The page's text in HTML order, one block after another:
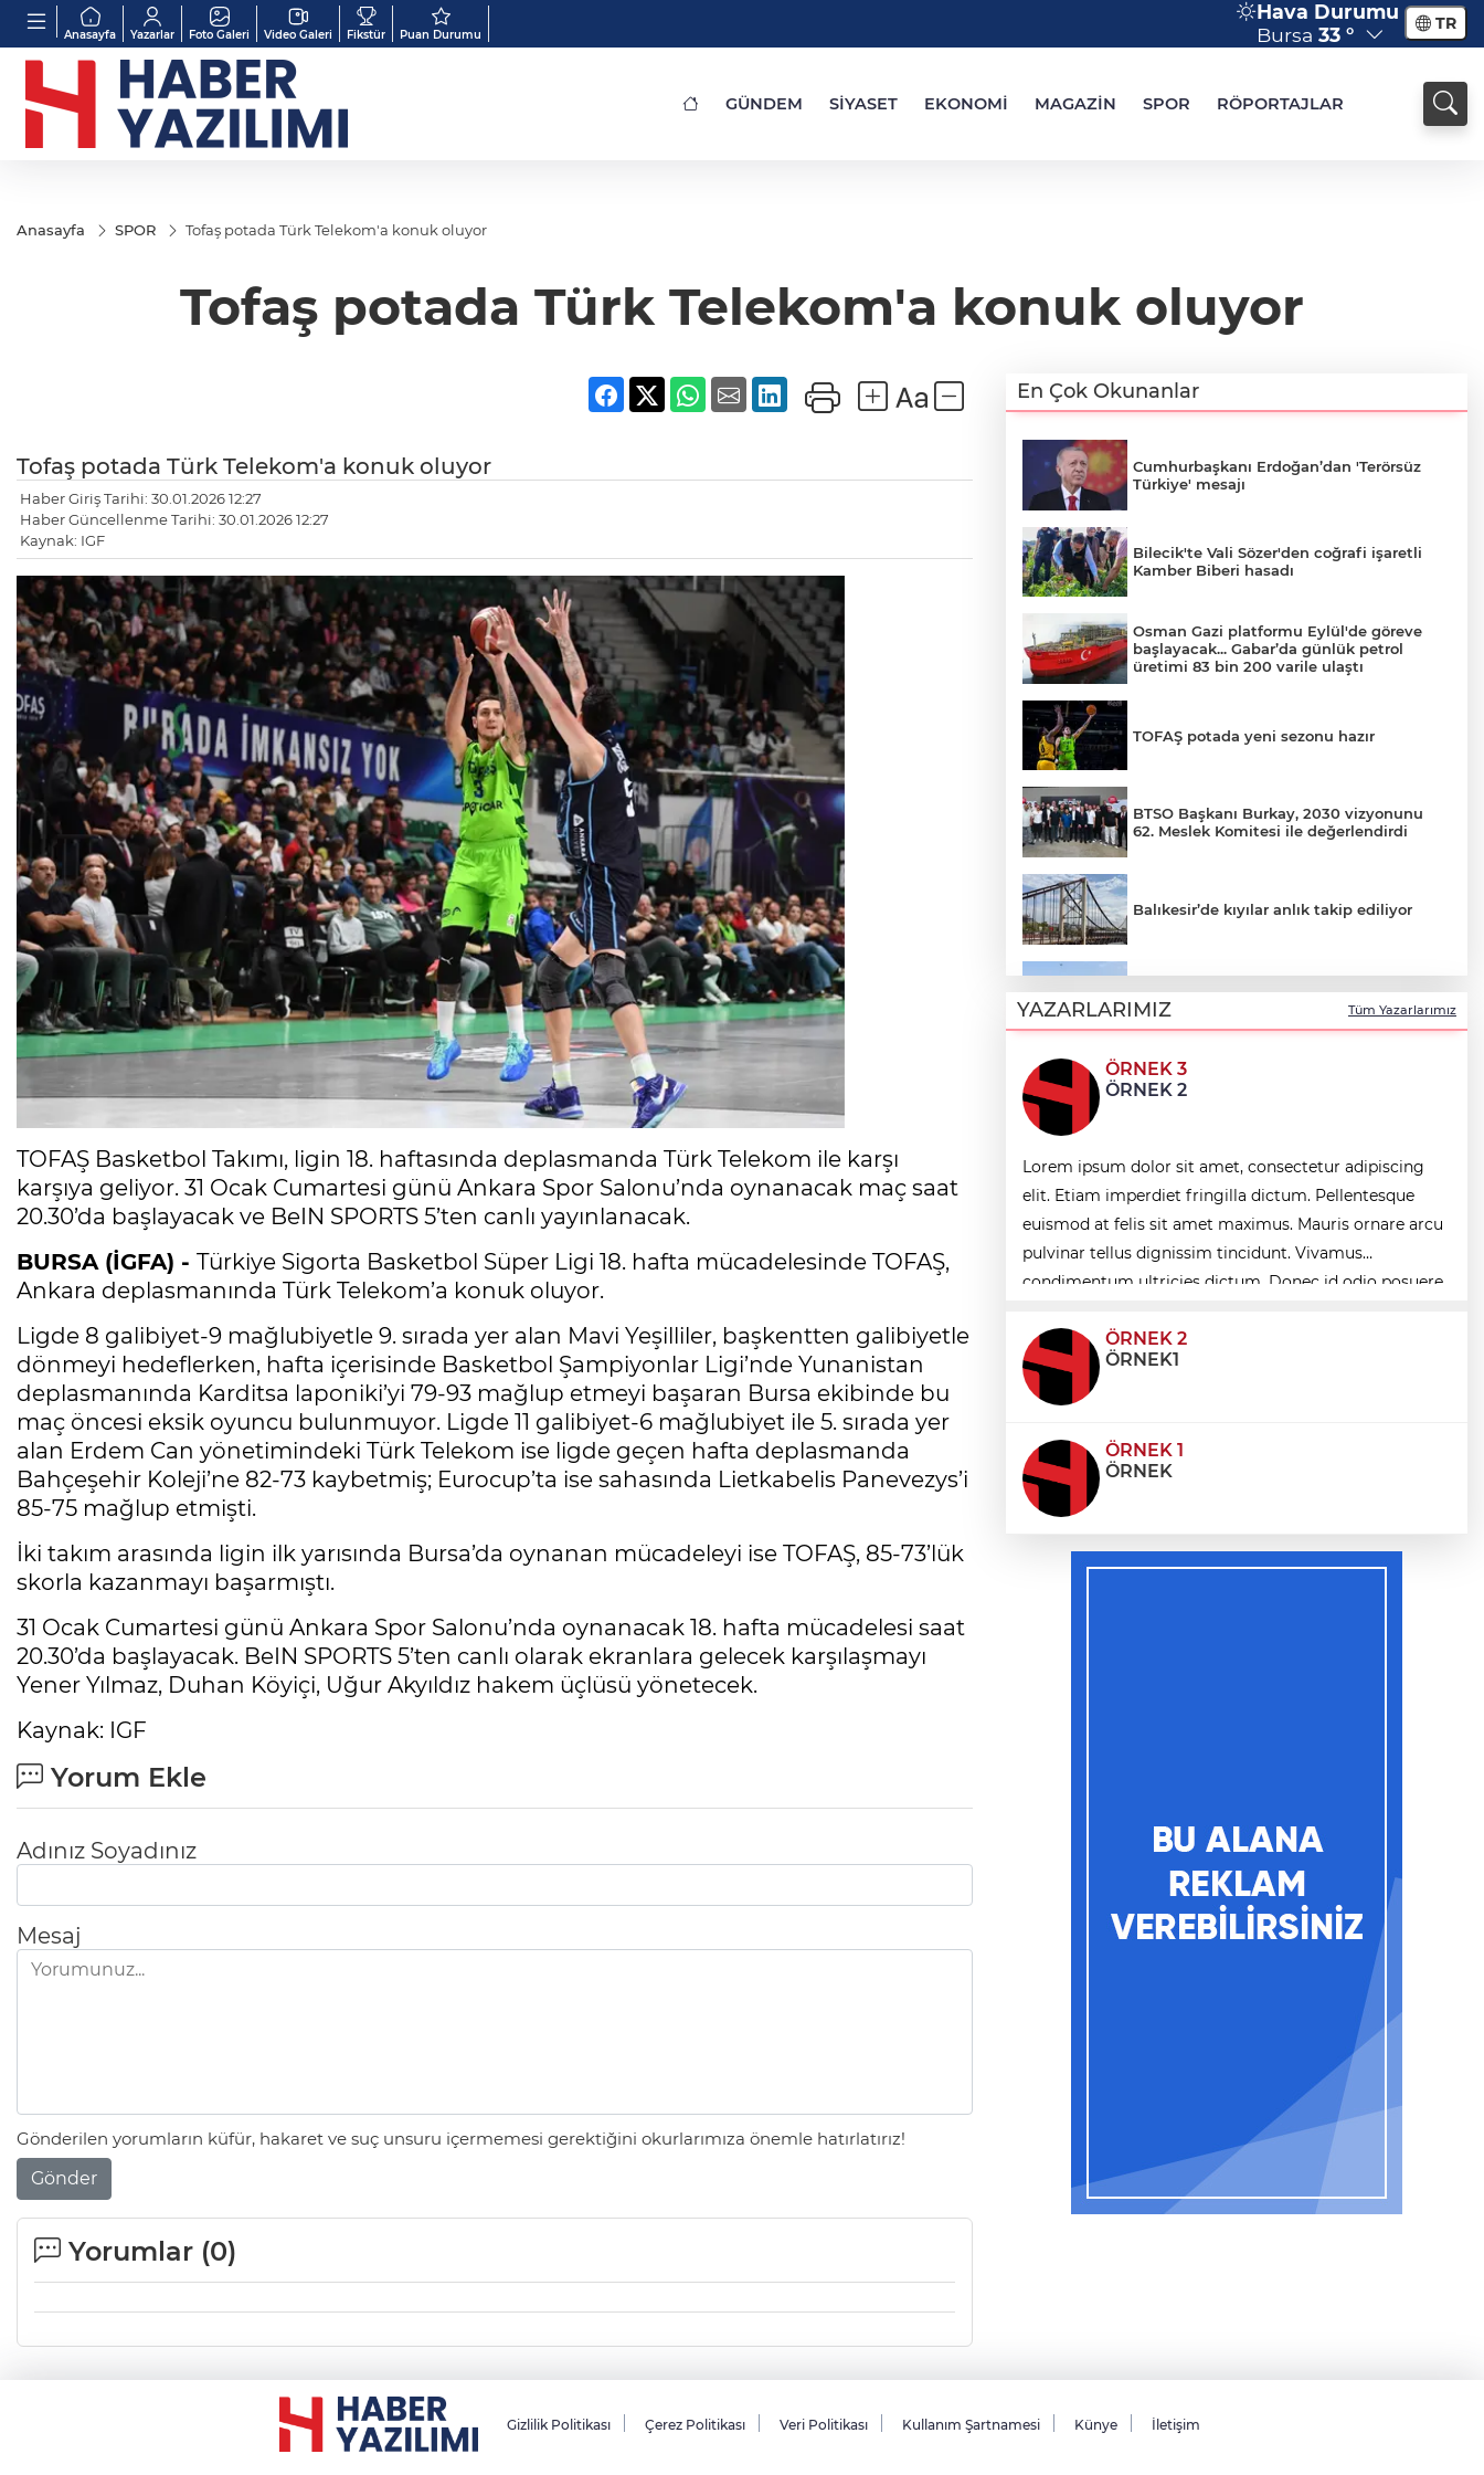
Anasayfa Yazarlar Foto Galeri Video Galeri Fikstür Puan Durumu
Hava Durumu
Bursa 33 ° TR
GÜNDEM SİYASET EKONOMİ MAGAZİN SPOR RÖPORTAJLAR
Anasayfa SPOR Tofaş potada Türk Telekom'a konuk oluyor
Tofaş potada Türk Telekom'a konuk oluyor
Tofaş potada Türk Telekom'a konuk oluyor
Haber Giriş Tarihi: 30.01.2026 12:27
Haber Güncellenme Tarihi: 30.01.2026 12:27
Kaynak: IGF
TOFAŞ Basketbol Takımı, ligin 18. haftasında deplasmanda Türk Telekom ile karşı
karşıya geliyor. 31 Ocak Cumartesi günü Ankara Spor Salonu’nda oynanacak maç saat
20.30’da başlayacak ve BeIN SPORTS 5’ten canlı yayınlanacak.
BURSA (İGFA) - Türkiye Sigorta Basketbol Süper Ligi 18. hafta mücadelesinde TOFAŞ,
Ankara deplasmanında Türk Telekom’a konuk oluyor.
Ligde 8 galibiyet-9 mağlubiyetle 9. sırada yer alan Mavi Yeşilliler, başkentten galibiyetle
dönmeyi hedeflerken, hafta içerisinde Basketbol Şampiyonlar Ligi’nde Yunanistan
deplasmanında Karditsa laponiki’yi 79-93 mağlup etmeyi başaran Bursa ekibinde bu
maç öncesi eksik oyuncu bulunmuyor. Ligde 11 galibiyet-6 mağlubiyet ile 5. sırada yer
alan Erdem Can yönetimindeki Türk Telekom ise ligde geçen hafta deplasmanda
Bahçeşehir Koleji’ne 82-73 kaybetmiş; Eurocup’ta ise sahasında Lietkabelis Panevezys’i
85-75 mağlup etmişti.
İki takım arasında ligin ilk yarısında Bursa’da oynanan mücadeleyi ise TOFAŞ, 85-73’lük
skorla kazanmayı başarmıştı.
31 Ocak Cumartesi günü Ankara Spor Salonu’nda oynanacak 18. hafta mücadelesi saat
20.30’da başlayacak. BeIN SPORTS 5’ten canlı olarak ekranlara gelecek karşılaşmayı
Yener Yılmaz, Duhan Köyiçi, Uğur Akyıldız hakem üçlüsü yönetecek.
Kaynak: IGF
Yorum Ekle
Adınız Soyadınız
Mesaj
Gönderilen yorumların küfür, hakaret ve suç unsuru içermemesi gerektiğini okurlarımıza önemle hatırlatırız!
Gönder
Yorumlar (0)
En Çok Okunanlar
Cumhurbaşkanı Erdoğan’dan 'Terörsüz
Türkiye' mesajı
Bilecik'te Vali Sözer'den coğrafi işaretli
Kamber Biberi hasadı
Osman Gazi platformu Eylül'de göreve
başlayacak... Gabar’da günlük petrol
üretimi 83 bin 200 varile ulaştı
TOFAŞ potada yeni sezonu hazır
BTSO Başkanı Burkay, 2030 vizyonunu
62. Meslek Komitesi ile değerlendirdi
Balıkesir’de kıyılar anlık takip ediliyor
bireylere yaz tatili sunuyor
Trabzonspor'a büyük destek
Eskişehir'de kırsal mahallelere yeni su
depoları
Antalya Büyükşehir’den Kemer’e çevre
düzenleme
YAZARLARIMIZ Tüm Yazarlarımız
ÖRNEK 3
ÖRNEK 2
Lorem ipsum dolor sit amet, consectetur adipiscing
elit. Etiam imperdiet fringilla dictum. Pellentesque
euismod at felis sit amet maximus. Mauris ornare arcu
pulvinar tellus dignissim tincidunt. Vivamus
condimentum ultricies dictum. Donec id odio posuere,
ÖRNEK 2
ÖRNEK1
ÖRNEK 1
ÖRNEK
Gizlilik Politikası Çerez Politikası Veri Politikası Kullanım Şartnamesi Künye İletişim